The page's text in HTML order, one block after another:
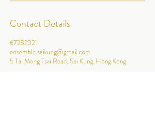
Contact Details
67252321
ensemble.saikung@gmail.com
5 Tai Mong Tsai Road, Sai Kung, Hong Kong